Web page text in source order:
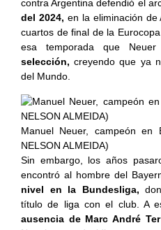
contra Argentina defendió el
del 2024, en la eliminación de
cuartos de final de la
esa temporada que
selección, creyendo que ya
del Mundo.
Manuel Neuer, campeón en
NELSON ALMEIDA)
Sin embargo, los años
encontró al hombre del
nivel en la Bundesliga,
título de liga con el club. A
ausencia de Marc André